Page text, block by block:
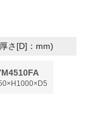
さ[D]：mm)